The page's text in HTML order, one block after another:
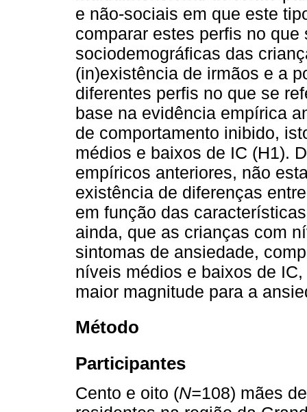
e não-sociais em que este
comparar estes perfis no
sociodemográficas das
(in)existência de irmãos e a
diferentes perfis no que se
base na evidência empírica
de comportamento inibido,
médios e baixos de IC (H1).
empíricos anteriores, não
existência de diferenças
em função das
ainda, que as crianças com
sintomas de ansiedade,
níveis médios e baixos de
maior magnitude para a
Método
Participantes
Cento e oito (N=108) mães